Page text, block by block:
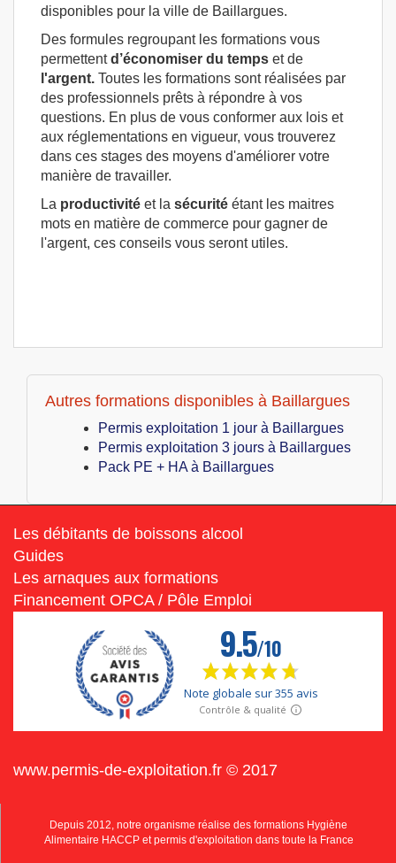
disponibles pour la ville de Baillargues.
Des formules regroupant les formations vous
permettentd’économiser du temps et de
l'argent. Toutes les formations sont réalisées par
des professionnels prêts à répondre à vos
questions. En plus de vous conformer aux lois et
aux réglementations en vigueur, vous trouverez
dans ces stages des moyens d'améliorer votre
manière de travailler.
La productivité et la sécurité étant les maitres
mots en matière de commerce pour gagner de
l'argent, ces conseils vous seront utiles.
Autres formations disponibles à Baillargues
Permis exploitation 1 jour à Baillargues
Permis exploitation 3 jours à Baillargues
Pack PE + HA à Baillargues
Les débitants de boissons alcool
Guides
Les arnaques aux formations
Financement OPCA / Pôle Emploi
www.permis-de-exploitation.fr © 2017
Depuis 2012, notre organisme réalise des formations Hygiène
Alimentaire HACCP et permis d'exploitation dans toute la France